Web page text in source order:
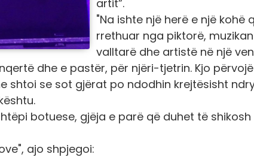
artit”.
"Na ishte një herë e një kohë
rrethuar nga piktorë,
valltarë dhe artistë në një
dhe e pastër, për njëri-tjetrin. Kjo
shtoi se sot gjërat po ndodhin krejtësisht
botuese, gjëja e parë që duhet të
ajo shpjegoi: